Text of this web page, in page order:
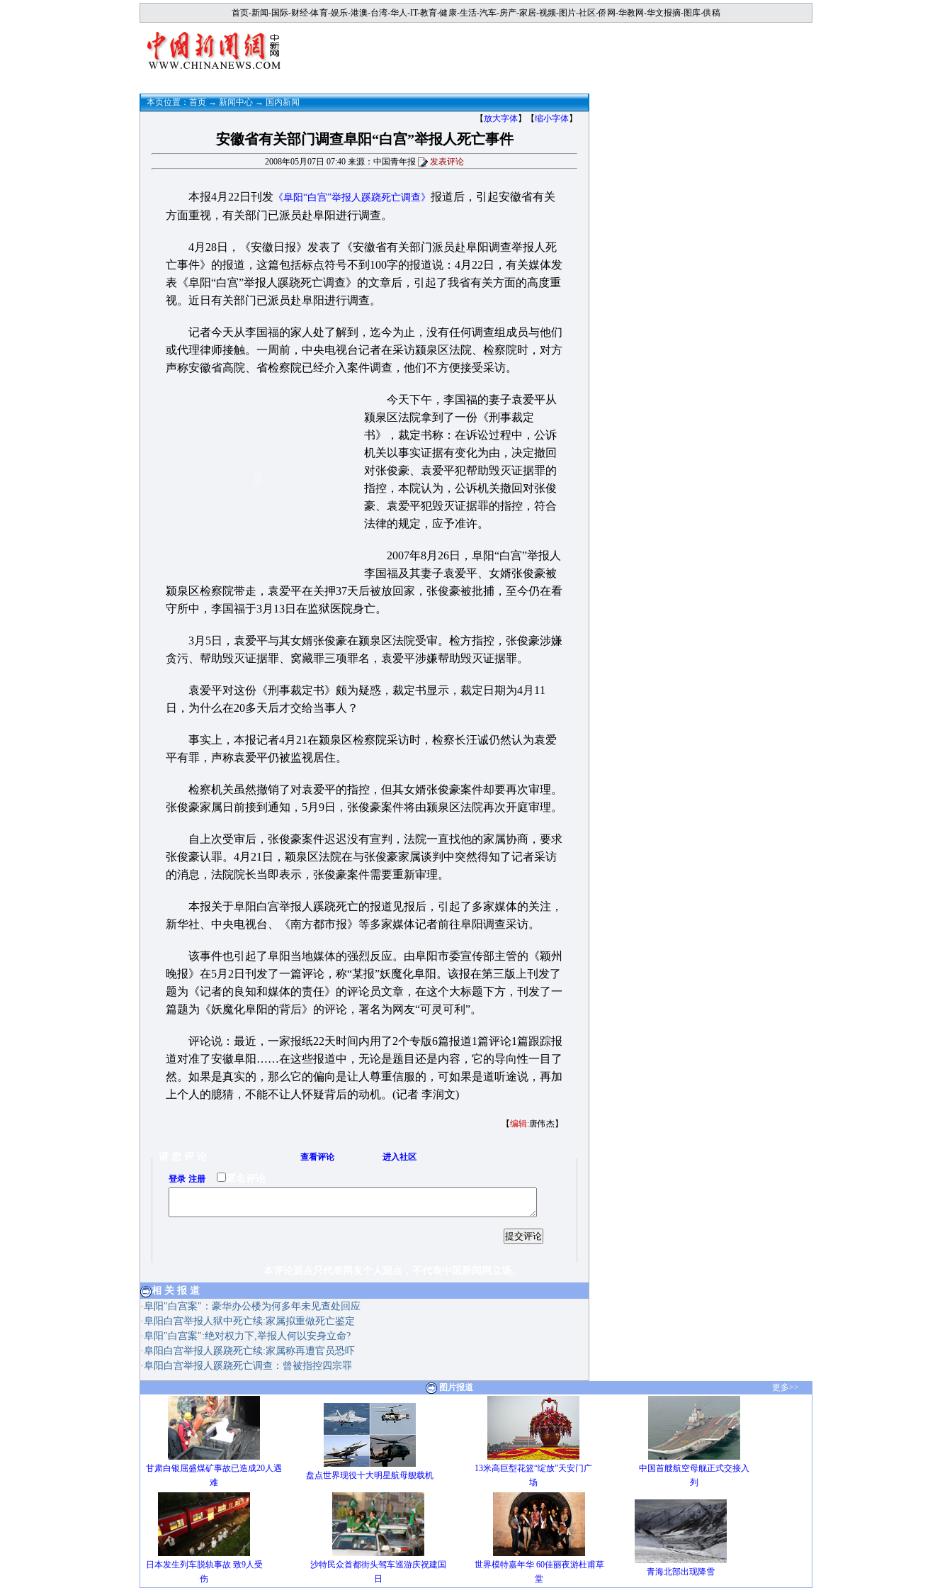
首页-新闻-国际-财经-体育-娱乐-港澳-台湾-华人-IT-教育-健康-生活-汽车-房产-家居-视频-图片-社区-侨网-华教网-华文报摘-图库-供稿
本页位置： 首页 → 新闻中心 → 国内新闻
【放大字体】【缩小字体】
安徽省有关部门调查阜阳“白宫”举报人死亡事件
2008年05月07日 07:40 来源：中国青年报 发表评论
本报4月22日刊发《阜阳“白宫”举报人蹊跷死亡调查》 报道后，引起安徽省有关
方面重视，有关部门已派员赴阜阳进行调查。
4月28日，《安徽日报》发表了《安徽省有关部门派员赴阜阳调查举报人死
亡事件》的报道，这篇包括标点符号不到100字的报道说：4月22日，有关媒体发
表《阜阳“白宫”举报人蹊跷死亡调查》的文章后，引起了我省有关方面的高度重
视。近日有关部门已派员赴阜阳进行调查。
记者今天从李国福的家人处了解到，迄今为止，没有任何调查组成员与他们
或代理律师接触。一周前，中央电视台记者在采访颍泉区法院、检察院时，对方
声称安徽省高院、省检察院已经介入案件调查，他们不方便接受采访。
今天下午，李国福的妻子袁爱平从
颍泉区法院拿到了一份《刑事裁定
书》，裁定书称：在诉讼过程中，公诉
机关以事实证据有变化为由，决定撤回
对张俊豪、袁爱平犯帮助毁灭证据罪的
指控，本院认为，公诉机关撤回对张俊
豪、袁爱平犯毁灭证据罪的指控，符合
法律的规定，应予准许。
2007年8月26日，阜阳“白宫”举报人
李国福及其妻子袁爱平、女婿张俊豪被
颍泉区检察院带走，袁爱平在关押37天后被放回家，张俊豪被批捕，至今仍在看
守所中，李国福于3月13日在监狱医院身亡。
3月5日，袁爱平与其女婿张俊豪在颍泉区法院受审。检方指控，张俊豪涉嫌
贪污、帮助毁灭证据罪、窝藏罪三项罪名，袁爱平涉嫌帮助毁灭证据罪。
袁爱平对这份《刑事裁定书》颇为疑惑，裁定书显示，裁定日期为4月11
日，为什么在20多天后才交给当事人？
事实上，本报记者4月21在颍泉区检察院采访时，检察长汪诚仍然认为袁爱
平有罪，声称袁爱平仍被监视居住。
检察机关虽然撤销了对袁爱平的指控，但其女婿张俊豪案件却要再次审理。
张俊豪家属日前接到通知，5月9日，张俊豪案件将由颍泉区法院再次开庭审理。
自上次受审后，张俊豪案件迟迟没有宣判，法院一直找他的家属协商，要求
张俊豪认罪。4月21日，颖泉区法院在与张俊豪家属谈判中突然得知了记者采访
的消息，法院院长当即表示，张俊豪案件需要重新审理。
本报关于阜阳白宫举报人蹊跷死亡的报道见报后，引起了多家媒体的关注，
新华社、中央电视台、《南方都市报》等多家媒体记者前往阜阳调查采访。
该事件也引起了阜阳当地媒体的强烈反应。由阜阳市委宣传部主管的《颖州
晚报》在5月2日刊发了一篇评论，称“某报”妖魔化阜阳。该报在第三版上刊发了
题为《记者的良知和媒体的责任》的评论员文章，在这个大标题下方，刊发了一
篇题为《妖魔化阜阳的背后》的评论，署名为网友“可灵可利”。
评论说：最近，一家报纸22天时间内用了2个专版6篇报道1篇评论1篇跟踪报
道对准了安徽阜阳……在这些报道中，无论是题目还是内容，它的导向性一目了
然。如果是真实的，那么它的偏向是让人尊重信服的，可如果是道听途说，再加
上个人的臆猜，不能不让人怀疑背后的动机。(记者 李润文)
【编辑:唐伟杰】
查看评论 进入社区
登录/ 注册 匿名评论
相 关 报 道
·阜阳"白宫案"：豪华办公楼为何多年未见查处回应
·阜阳白宫举报人狱中死亡续:家属拟重做死亡鉴定
·阜阳"白宫案":绝对权力下,举报人何以安身立命?
·阜阳白宫举报人蹊跷死亡续:家属称再遭官员恐吓
·阜阳白宫举报人蹊跷死亡调查：曾被指控四宗罪
图片报道 更多>>
甘肃白银屈盛煤矿事故已造成20人遇
难
盘点世界现役十大明星航母舰载机
13米高巨型花篮“绽放”天安门广
场
中国首艘航空母舰正式交接入
列
日本发生列车脱轨事故 致9人受
伤
沙特民众首都街头驾车巡游庆祝建国
日
世界模特嘉年华 60佳丽夜游杜甫草
堂
青海北部出现降雪